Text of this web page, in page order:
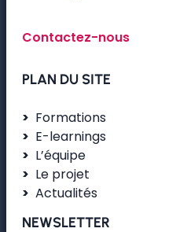
Contactez-nous
PLAN DU SITE
Formations
E-learnings
L’équipe
Le projet
Actualités
NEWSLETTER